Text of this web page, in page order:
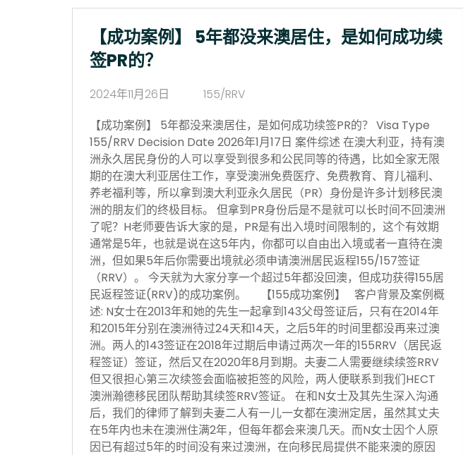
【成功案例】 5年都没来澳居住，是如何成功续
签PR的？
2024年11月26日
155/RRV
【成功案例】 5年都没来澳居住，是如何成功续签PR的？ Visa Type
155/RRV Decision Date 2026年1月17日 案件综述 在澳大利亚，持有澳
洲永久居民身份的人可以享受到很多和公民同等的待遇，比如全家无限
期的在澳大利亚居住工作，享受澳洲免费医疗、免费教育、育儿福利、
养老福利等，所以拿到澳大利亚永久居民（PR）身份是许多计划移民澳
洲的朋友们的终极目标。 但拿到PR身份后是不是就可以长时间不回澳洲
了呢？H老师要告诉大家的是，PR是有出入境时间限制的，这个有效期
通常是5年，也就是说在这5年内，你都可以自由出入境或者一直待在澳
洲，但如果5年后你需要出境就必须申请澳洲居民返程155/157签证
（RRV）。 今天就为大家分享一个超过5年都没回澳，但成功获得155居
民返程签证(RRV)的成功案例。 【155成功案例】 客户背景及案例概
述: N女士在2013年和她的先生一起拿到143父母签证后，只有在2014年
和2015年分别在澳洲待过24天和14天，之后5年的时间里都没再来过澳
洲。两人的143签证在2018年过期后申请过两次一年的155RRV（居民返
程签证）签证，然后又在2020年8月到期。夫妻二人需要继续续签RRV
但又很担心第三次续签会面临被拒签的风险，两人便联系到我们HECT
澳洲瀚德移民团队帮助其续签RRV签证。 在和N女士及其先生深入沟通
后，我们的律师了解到夫妻二人有一儿一女都在澳洲定居，虽然其丈夫
在5年内也未在澳洲住满2年，但每年都会来澳几天。而N女士因个人原
因已有超过5年的时间没有来过澳洲，在向移民局提供不能来澳的原因